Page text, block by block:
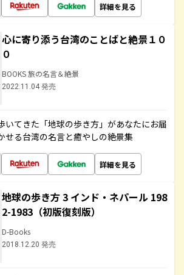
詳細を見る
心に寄り添う台湾のことばと絶景１０
０
BOOKS 旅の名言＆絶景
2022.11.04 発売
いてきた「地球の歩き方」があなたにお届
せる台湾の名言と癒やしの絶景集
詳細を見る
地球の歩き方 3 インド・ネパール 198
2-1983（初版復刻版）
D-Books
2018.12.20 発売